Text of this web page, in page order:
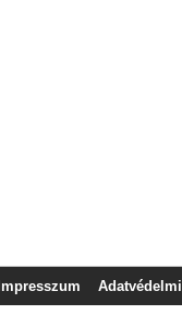
Impresszum